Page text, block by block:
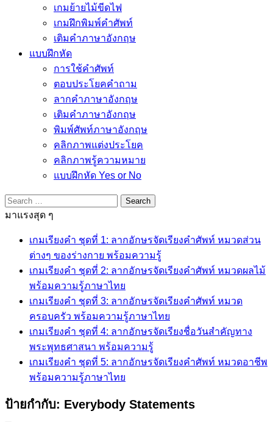
เกมย้ายไม้ขีดไฟ
เกมฝึกพิมพ์คำศัพท์
เติมคำภาษาอังกฤษ
แบบฝึกหัด
การใช้คำศัพท์
ตอบประโยคคำถาม
ลากคำภาษาอังกฤษ
เติมคำภาษาอังกฤษ
พิมพ์ศัพท์ภาษาอังกฤษ
คลิกภาพแต่งประโยค
คลิกภาพรู้ความหมาย
แบบฝึกหัด Yes or No
Search
for:
มาแรงสุด ๆ
เกมเรียงคำ ชุดที่ 1: ลากอักษรจัดเรียงคำศัพท์ หมวดส่วน
ต่างๆ ของร่างกาย พร้อมความรู้
เกมเรียงคำ ชุดที่ 2: ลากอักษรจัดเรียงคำศัพท์ หมวดผลไม้
พร้อมความรู้ภาษาไทย
เกมเรียงคำ ชุดที่ 3: ลากอักษรจัดเรียงคำศัพท์ หมวด
ครอบครัว พร้อมความรู้ภาษาไทย
เกมเรียงคำ ชุดที่ 4: ลากอักษรจัดเรียงชื่อวันสำคัญทาง
พระพุทธศาสนา พร้อมความรู้
เกมเรียงคำ ชุดที่ 5: ลากอักษรจัดเรียงคำศัพท์ หมวดอาชีพ
พร้อมความรู้ภาษาไทย
ป้ายกำกับ: Everybody Statements